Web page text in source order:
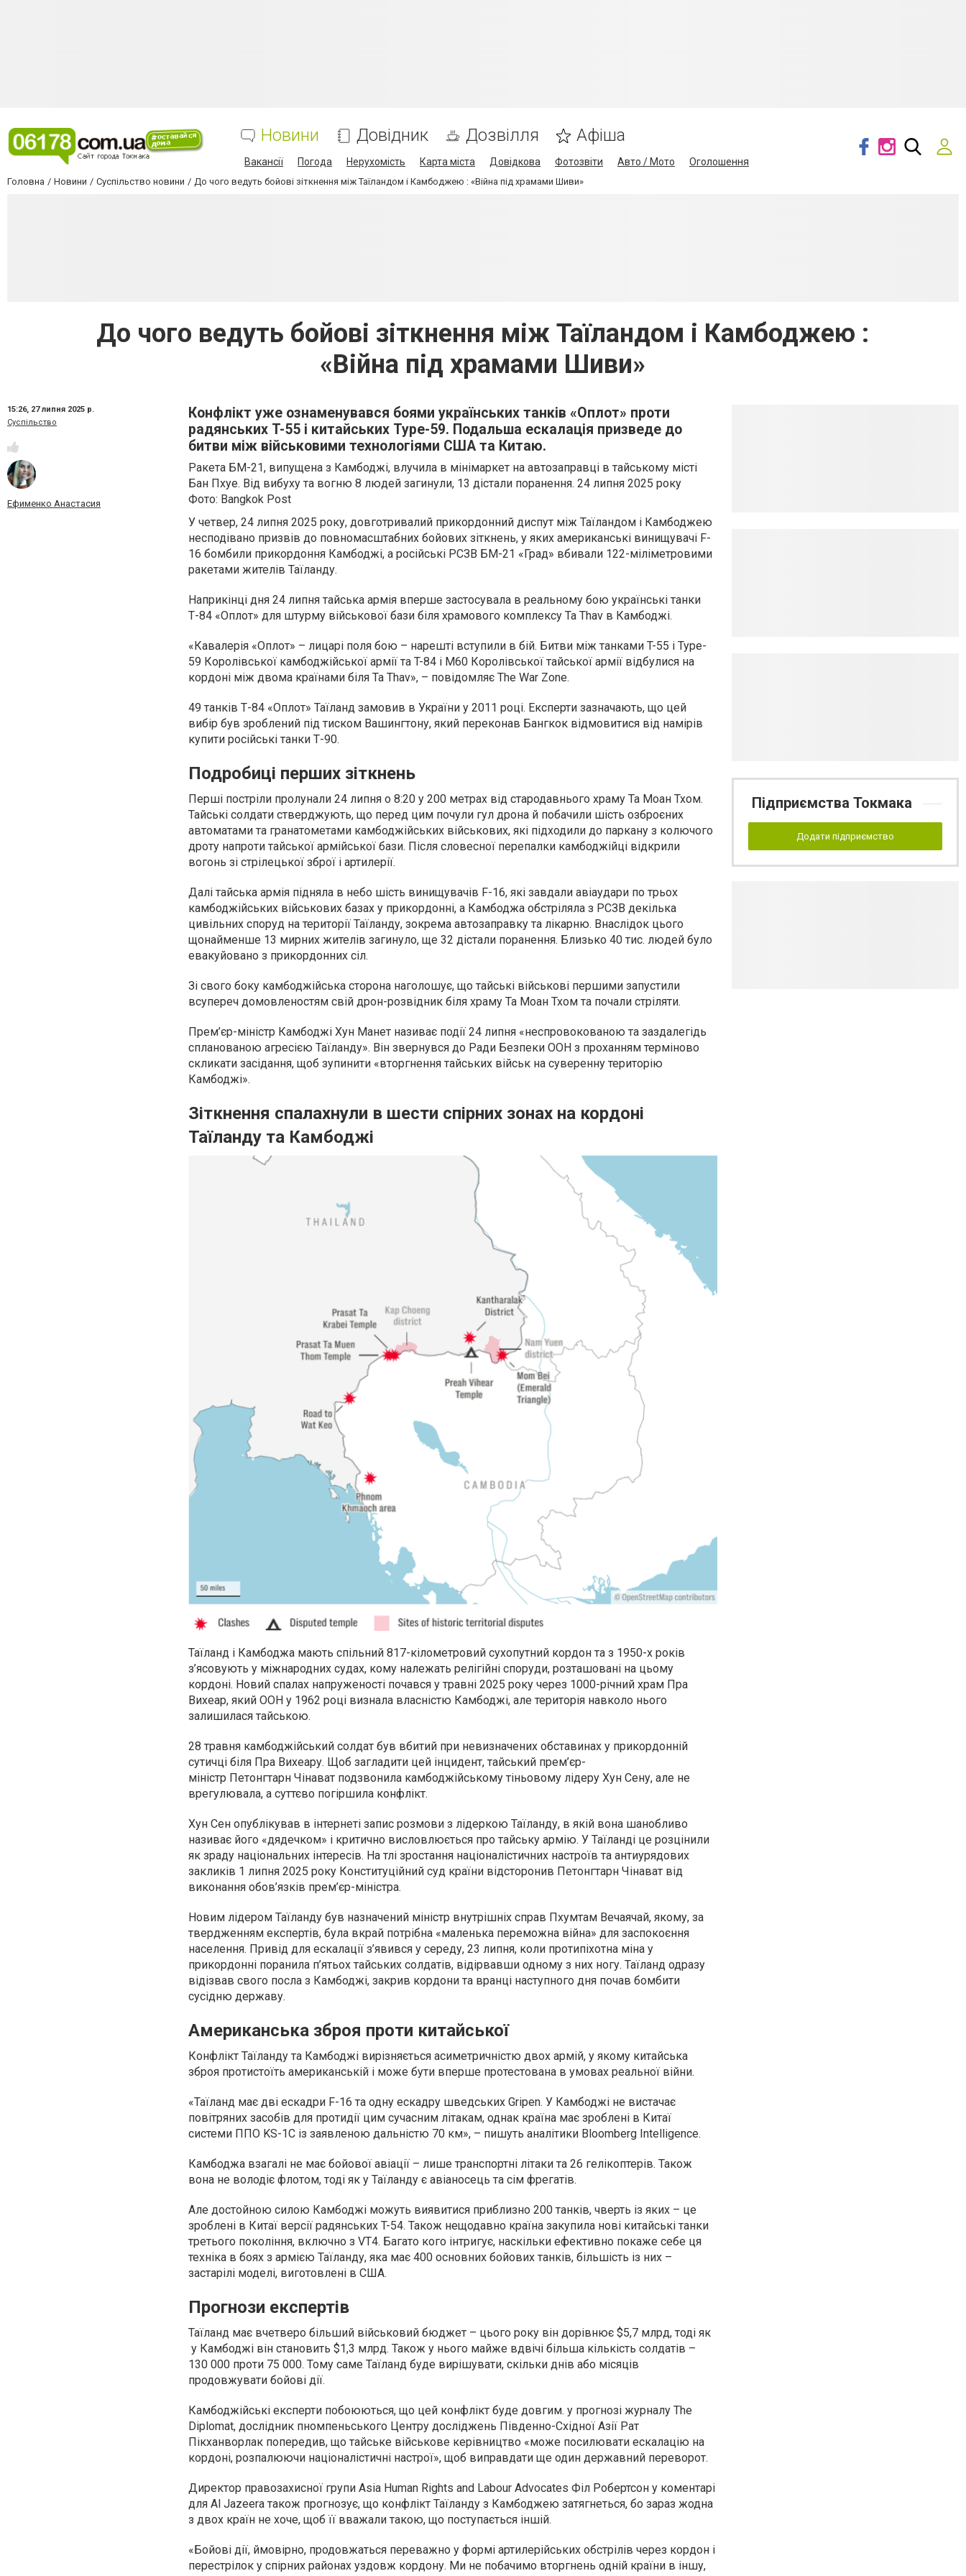
Новини Довідник Дозвілля Афіша
Вакансії Погода Нерухомість Карта міста Довідкова Фотозвіти Авто / Мото Оголошення
Головна Новини Суспільство новини До чого ведуть бойові зіткнення між Таїландом і Камбоджею : «Війна під храмами Шиви»
До чого ведуть бойові зіткнення між Таїландом і Камбоджею :
«Війна під храмами Шиви»
15:26, 27 липня 2025 р.
Суспільство
Ефименко Анастасия
Конфлікт уже ознаменувався боями українських танків «Оплот» проти
радянських T-55 і китайських Type-59. Подальша ескалація призведе до
битви між військовими технологіями США та Китаю.
Ракета БМ-21, випущена з Камбоджі, влучила в мінімаркет на автозаправці в тайському місті
Бан Пхуе. Від вибуху та вогню 8 людей загинули, 13 дістали поранення. 24 липня 2025 року
Фото: Bangkok Post
У четвер, 24 липня 2025 року, довготривалий прикордонний диспут між Таїландом і Камбоджею
несподівано призвів до повномасштабних бойових зіткнень, у яких американські винищувачі F-
16 бомбили прикордоння Камбоджі, а російські РСЗВ БМ-21 «Град» вбивали 122-міліметровими
ракетами жителів Таїланду.
Наприкінці дня 24 липня тайська армія вперше застосувала в реальному бою українські танки
Т-84 «Оплот» для штурму військової бази біля храмового комплексу Ta Thav в Камбоджі.
«Кавалерія «Оплот» – лицарі поля бою – нарешті вступили в бій. Битви між танками T-55 і Type-
59 Королівської камбоджійської армії та T-84 і M60 Королівської тайської армії відбулися на
кордоні між двома країнами біля Ta Thav», – повідомляє The War Zone.
49 танків Т-84 «Оплот» Таїланд замовив в України у 2011 році. Експерти зазначають, що цей
вибір був зроблений під тиском Вашингтону, який переконав Бангкок відмовитися від намірів
купити російські танки Т-90.
Подробиці перших зіткнень
Перші постріли пролунали 24 липня о 8:20 у 200 метрах від стародавнього храму Та Моан Тхом.
Тайські солдати стверджують, що перед цим почули гул дрона й побачили шість озброєних
автоматами та гранатометами камбоджійських військових, які підходили до паркану з колючого
дроту напроти тайської армійської бази. Після словесної перепалки камбоджійці відкрили
вогонь зі стрілецької зброї і артилерії.
Далі тайська армія підняла в небо шість винищувачів F-16, які завдали авіаудари по трьох
камбоджійських військових базах у прикордонні, а Камбоджа обстріляла з РСЗВ декілька
цивільних споруд на території Таїланду, зокрема автозаправку та лікарню. Внаслідок цього
щонайменше 13 мирних жителів загинуло, ще 32 дістали поранення. Близько 40 тис. людей було
евакуйовано з прикордонних сіл.
Зі свого боку камбоджійська сторона наголошує, що тайські військові першими запустили
всупереч домовленостям свій дрон-розвідник біля храму Та Моан Тхом та почали стріляти.
Прем’єр-міністр Камбоджі Хун Манет називає події 24 липня «неспровокованою та заздалегідь
спланованою агресією Таїланду». Він звернувся до Ради Безпеки ООН з проханням терміново
скликати засідання, щоб зупинити «вторгнення тайських військ на суверенну територію
Камбоджі».
Зіткнення спалахнули в шести спірних зонах на кордоні
Таїланду та Камбоджі
Таїланд і Камбоджа мають спільний 817-кілометровий сухопутний кордон та з 1950-х років
з’ясовують у міжнародних судах, кому належать релігійні споруди, розташовані на цьому
кордоні. Новий спалах напруженості почався у травні 2025 року через 1000-річний храм Пра
Вихеар, який ООН у 1962 році визнала власністю Камбоджі, але територія навколо нього
залишилася тайською.
28 травня камбоджійський солдат був вбитий при невизначених обставинах у прикордонній
сутичці біля Пра Вихеару. Щоб загладити цей інцидент, тайський прем’єр-
міністр Петонгтарн Чінават подзвонила камбоджійському тіньовому лідеру Хун Сену, але не
врегулювала, а суттєво погіршила конфлікт.
Хун Сен опублікував в інтернеті запис розмови з лідеркою Таїланду, в якій вона шанобливо
називає його «дядечком» і критично висловлюється про тайську армію. У Таїланді це розцінили
як зраду національних інтересів. На тлі зростання націоналістичних настроїв та антиурядових
закликів 1 липня 2025 року Конституційний суд країни відсторонив Петонгтарн Чінават від
виконання обов’язків прем’єр-міністра.
Новим лідером Таїланду був назначений міністр внутрішніх справ Пхумтам Вечаячай, якому, за
твердженням експертів, була вкрай потрібна «маленька переможна війна» для заспокоєння
населення. Привід для ескалації з’явився у середу, 23 липня, коли протипіхотна міна у
прикордонні поранила п’ятьох тайських солдатів, відірвавши одному з них ногу. Таїланд одразу
відізвав свого посла з Камбоджі, закрив кордони та вранці наступного дня почав бомбити
сусідню державу.
Американська зброя проти китайської
Конфлікт Таїланду та Камбоджі вирізняється асиметричністю двох армій, у якому китайська
зброя протистоїть американській і може бути вперше протестована в умовах реальної війни.
«Таїланд має дві ескадри F-16 та одну ескадру шведських Gripen. У Камбоджі не вистачає
повітряних засобів для протидії цим сучасним літакам, однак країна має зроблені в Китаї
системи ППО KS-1C із заявленою дальністю 70 км», – пишуть аналітики Bloomberg Intelligence.
Камбоджа взагалі не має бойової авіації – лише транспортні літаки та 26 гелікоптерів. Також
вона не володіє флотом, тоді як у Таїланду є авіаносець та сім фрегатів.
Але достойною силою Камбоджі можуть виявитися приблизно 200 танків, чверть із яких – це
зроблені в Китаї версії радянських T-54. Також нещодавно країна закупила нові китайські танки
третього покоління, включно з VT4. Багато кого інтригує, наскільки ефективно покаже себе ця
техніка в боях з армією Таїланду, яка має 400 основних бойових танків, більшість із них –
застарілі моделі, виготовлені в США.
Прогнози експертів
Таїланд має вчетверо більший військовий бюджет – цього року він дорівнює $5,7 млрд, тоді як
у Камбоджі він становить $1,3 млрд. Також у нього майже вдвічі більша кількість солдатів –
130 000 проти 75 000. Тому саме Таїланд буде вирішувати, скільки днів або місяців
продовжувати бойові дії.
Камбоджійські експерти побоюються, що цей конфлікт буде довгим. у прогнозі журналу The
Diplomat, дослідник пномпеньського Центру досліджень Південно-Східної Азії Рат
Пікханворлак попередив, що тайське військове керівництво «може посилювати ескалацію на
кордоні, розпалюючи націоналістичні настрої», щоб виправдати ще один державний переворот.
Директор правозахисної групи Asia Human Rights and Labour Advocates Філ Робертсон у коментарі
для Al Jazeera також прогнозує, що конфлікт Таїланду з Камбоджею затягнеться, бо зараз жодна
з двох країн не хоче, щоб її вважали такою, що поступається іншій.
«Бойові дії, ймовірно, продовжаться переважно у формі артилерійських обстрілів через кордон і
перестрілок у спірних районах уздовж кордону. Ми не побачимо вторгнень одній країни в іншу,
Підприємства Токмака
Додати підприємство